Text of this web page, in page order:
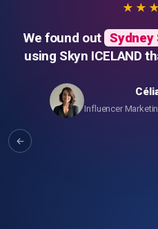
We found out Sydney
using Skyn ICELAND
Influencer